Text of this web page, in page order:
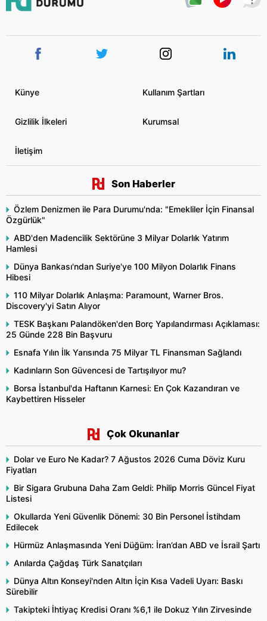
Künye Kullanım Şartları
Gizlilik İlkeleri Kurumsal
İletişim
Son Haberler
Özlem Denizmen ile Para Durumu'nda: "Emekliler İçin Finansal
Özgürlük"
ABD'den Madencilik Sektörüne 3 Milyar Dolarlık Yatırım
Hamlesi
Dünya Bankası'ndan Suriye'ye 100 Milyon Dolarlık Finans
Hibesi
110 Milyar Dolarlık Anlaşma: Paramount, Warner Bros.
Discovery'yi Satın Alıyor
TESK Başkanı Palandöken'den Borç Yapılandırması Açıklaması:
25 Günde 228 Bin Başvuru
Esnafa Yılın İlk Yarısında 75 Milyar TL Finansman Sağlandı
Kadınların Son Güvencesi de Tartışılıyor mu?
Borsa İstanbul'da Haftanın Karnesi: En Çok Kazandıran ve
Kaybettiren Hisseler
Çok Okunanlar
Dolar ve Euro Ne Kadar? 7 Ağustos 2026 Cuma Döviz Kuru
Fiyatları
Bir Sigara Grubuna Daha Zam Geldi: Philip Morris Güncel Fiyat
Listesi
Okullarda Yeni Güvenlik Dönemi: 30 Bin Personel İstihdam
Edilecek
Hürmüz Anlaşmasında Yeni Düğüm: İran’dan ABD ve İsrail Şartı
Anılarda Çağdaş Türk Sanatçıları
Dünya Altın Konseyi'nden Altın İçin Kısa Vadeli Uyarı: Baskı
Sürebilir
Takipteki İhtiyaç Kredisi Oranı %6,1 ile Dokuz Yılın Zirvesinde